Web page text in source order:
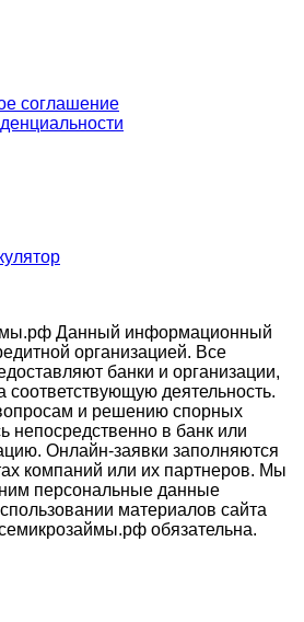
соглашение
Данный информационный
организацией. Все
банки и организации,
деятельность.
и решению спорных
непосредственно в банк или
Онлайн-заявки заполняются
компаний или их партнеров. Мы
персональные данные
материалов сайта
обязательна.